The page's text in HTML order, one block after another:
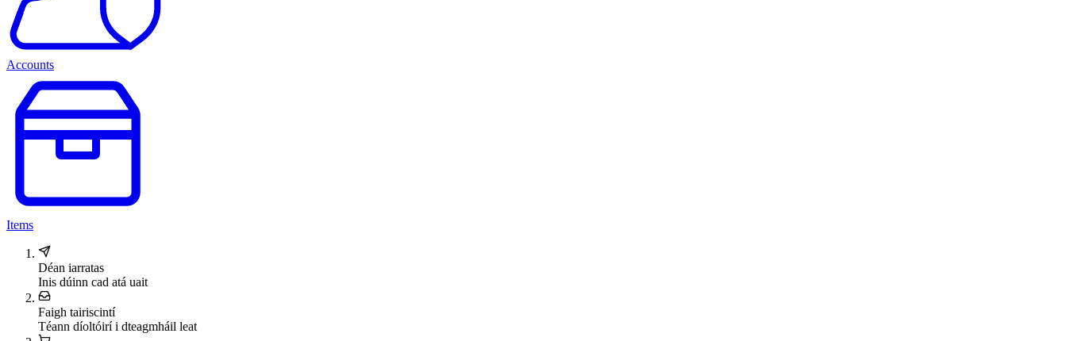
Accounts
Items
Déan iarratas
Inis dúinn cad atá uait
Faigh tairiscintí
Téann díoltóirí i dteagmháil leat